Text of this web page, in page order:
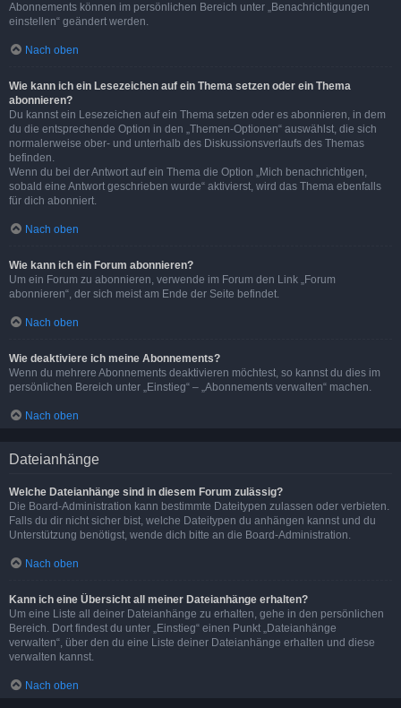
Abonnements können im persönlichen Bereich unter „Benachrichtigungen
einstellen“ geändert werden.
Nach oben
Wie kann ich ein Lesezeichen auf ein Thema setzen oder ein Thema
abonnieren?
Du kannst ein Lesezeichen auf ein Thema setzen oder es abonnieren, in dem
du die entsprechende Option in den „Themen-Optionen“ auswählst, die sich
normalerweise ober- und unterhalb des Diskussionsverlaufs des Themas
befinden.
Wenn du bei der Antwort auf ein Thema die Option „Mich benachrichtigen,
sobald eine Antwort geschrieben wurde“ aktivierst, wird das Thema ebenfalls
für dich abonniert.
Nach oben
Wie kann ich ein Forum abonnieren?
Um ein Forum zu abonnieren, verwende im Forum den Link „Forum
abonnieren“, der sich meist am Ende der Seite befindet.
Nach oben
Wie deaktiviere ich meine Abonnements?
Wenn du mehrere Abonnements deaktivieren möchtest, so kannst du dies im
persönlichen Bereich unter „Einstieg“ – „Abonnements verwalten“ machen.
Nach oben
Dateianhänge
Welche Dateianhänge sind in diesem Forum zulässig?
Die Board-Administration kann bestimmte Dateitypen zulassen oder verbieten.
Falls du dir nicht sicher bist, welche Dateitypen du anhängen kannst und du
Unterstützung benötigst, wende dich bitte an die Board-Administration.
Nach oben
Kann ich eine Übersicht all meiner Dateianhänge erhalten?
Um eine Liste all deiner Dateianhänge zu erhalten, gehe in den persönlichen
Bereich. Dort findest du unter „Einstieg“ einen Punkt „Dateianhänge
verwalten“, über den du eine Liste deiner Dateianhänge erhalten und diese
verwalten kannst.
Nach oben